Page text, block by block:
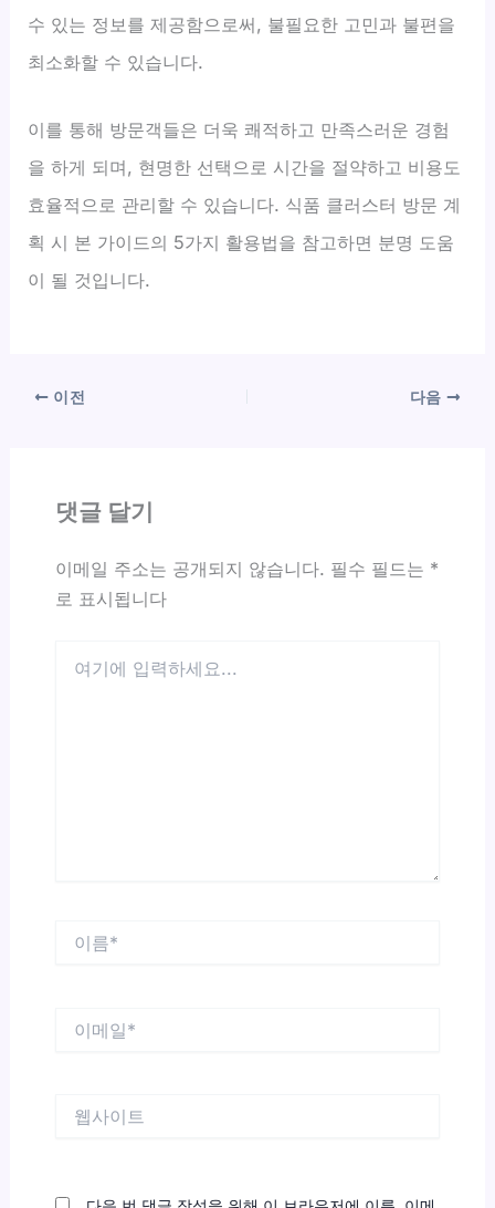
수 있는 정보를 제공함으로써, 불필요한 고민과 불편을
최소화할 수 있습니다.
이를 통해 방문객들은 더욱 쾌적하고 만족스러운 경험
을 하게 되며, 현명한 선택으로 시간을 절약하고 비용도
효율적으로 관리할 수 있습니다. 식품 클러스터 방문 계
획 시 본 가이드의 5가지 활용법을 참고하면 분명 도움
이 될 것입니다.
이전 다음
댓글 달기
이메일 주소는 공개되지 않습니다. 필수 필드는 *
로 표시됩니다